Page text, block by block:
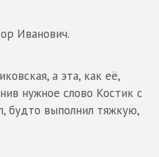
Иванович.
а эта, как её,
нужное слово Костик с
будто выполнил тяжкую,